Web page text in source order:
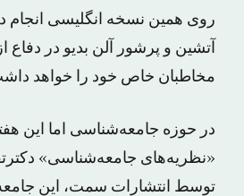
روی همین نسخه انگلیسی انجام
آتشین و پرشور آلن بدیو در
مخاطبان خاص خود را خواهد
در حوزه جامعه‌شناسی اما این
«ﻧﻈﺮﻳﻪ‌ﻫﺎی ﺟﺎﻣﻌﻪﺷﻨﺎسی»
توسط انتشارات ﺳﻤﺖ، این